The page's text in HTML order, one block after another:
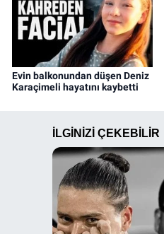
Evin balkonundan düşen Deniz
Karaçimeli hayatını kaybetti